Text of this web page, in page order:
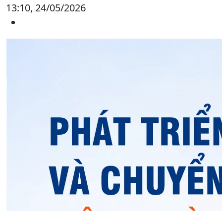
13:10, 24/05/2026